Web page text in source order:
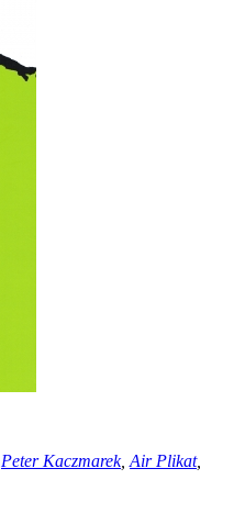
Peter Kaczmarek,Air Plikat,